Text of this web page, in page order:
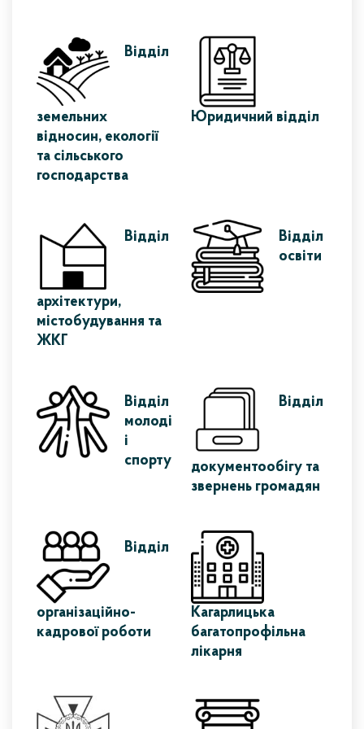
Відділ
земельних
відносин, екології
та сільського
господарства
Юридичний відділ
Відділ
архітектури,
містобудування та
ЖКГ
Відділ
освіти
Відділ
молоді
і
спорту
Відділ
документообігу та
звернень громадян
Відділ
організаційно-
кадрової роботи
Кагарлицька
багатопрофільна
лікарня